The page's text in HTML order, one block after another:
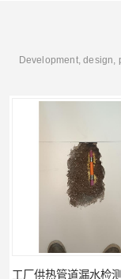
Development, design,
公司仪器测漏电话 科